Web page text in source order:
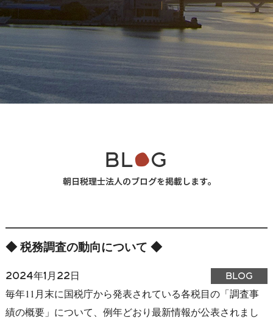
◆ 税務調査の動向について ◆
2024年1月22日 BLOG
毎年11月末に国税庁から発表されている各税目の「調査事
績の概要」について、例年どおり最新情報が公表されまし